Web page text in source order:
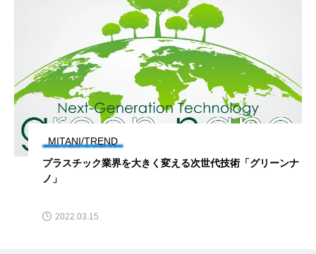
MITANI/TREND
プラスチック業界を大きく変える次世代技術「グリーンナ
ノ」
2022.03.15